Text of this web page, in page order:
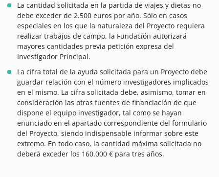
La cantidad solicitada en la partida de viajes y dietas no
debe exceder de 2.500 euros por año. Sólo en casos
especiales en los que la naturaleza del Proyecto requiera
realizar trabajos de campo, la Fundación autorizará
mayores cantidades previa petición expresa del
Investigador Principal.
La cifra total de la ayuda solicitada para un Proyecto debe
guardar relación con el número investigadores implicados
en el mismo. La cifra solicitada debe, asimismo, tomar en
consideración las otras fuentes de financiación de que
dispone el equipo investigador, tal como se hayan
enunciado en el apartado correspondiente del formulario
del Proyecto, siendo indispensable informar sobre este
extremo. En todo caso, la cantidad máxima solicitada no
deberá exceder los 160.000 € para tres años.